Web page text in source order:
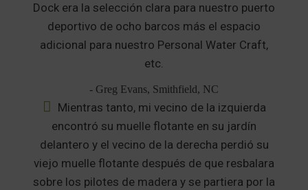
Dock era la selección clara para nuestro puerto
deportivo de ocho barcos más el espacio
adicional para nuestro Personal Water Craft,
etc.
- Greg Evans, Smithfield, NC
Mientras tanto, mi vecino de la izquierda
encontró su muelle flotante en su jardín
delantero y el vecino de la derecha perdió su
viejo muelle flotante después de que resbalara
sobre los pilotes de madera y se partiera por la